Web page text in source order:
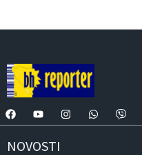
NOVOSTI